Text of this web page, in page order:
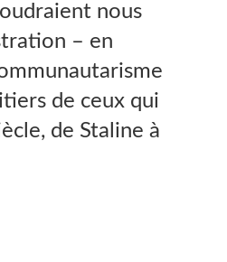
nous
– en
de ceux qui
de Staline à